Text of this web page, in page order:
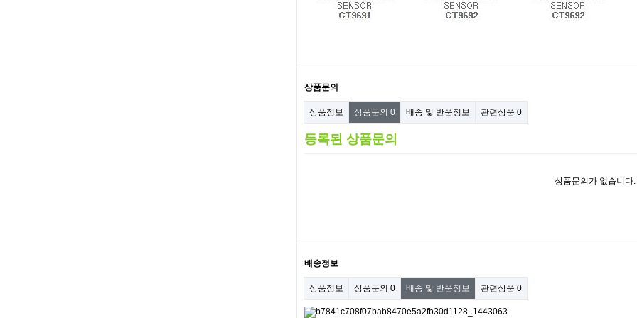
상품문의
상품정보 상품문의 0 배송 및 반품정보 관련상품 0
등록된 상품문의
상품문의가 없습니다.
배송정보
상품정보 상품문의 0 배송 및 반품정보 관련상품 0